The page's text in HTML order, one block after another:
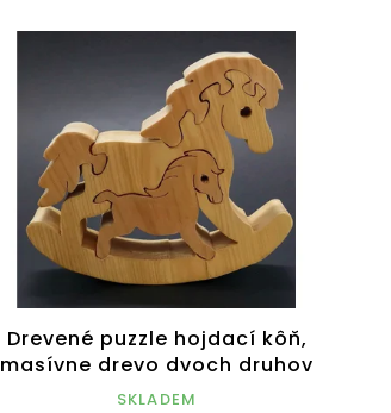
Drevené puzzle hojdací kôň,
masívne drevo dvoch druhov
drevín, 13,5x11,5x3 cm
SKLADEM